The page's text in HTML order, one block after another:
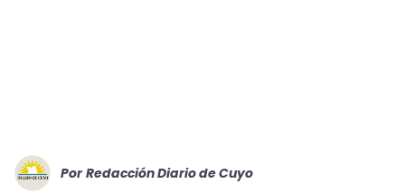
Por Redacción Diario de Cuyo